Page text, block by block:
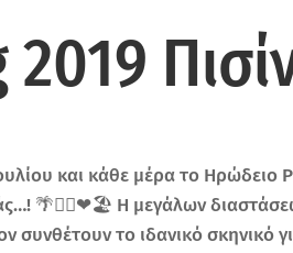
και κάθε μέρα το Ηρώδειο
🌴🏊‍♂️❤🏖 Η μεγάλων
συνθέτουν το ιδανικό σκηνικό